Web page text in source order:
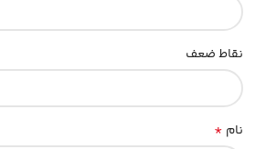
نقاط ضعف
نام *